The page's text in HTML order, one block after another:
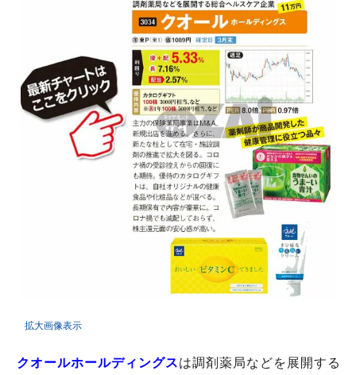
拡大画像表示
クオールホールディングスは調剤薬局などを展開する